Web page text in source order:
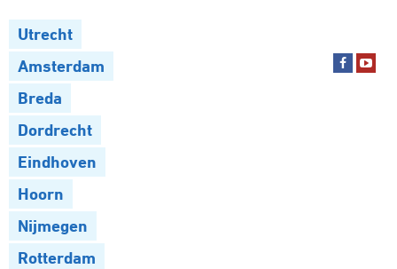
Utrecht
Amsterdam
Breda
Dordrecht
Eindhoven
Hoorn
Nijmegen
Rotterdam